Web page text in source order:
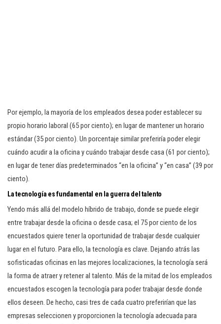
Por ejemplo, la mayoría de los empleados desea poder establecer su
propio horario laboral (65 por ciento); en lugar de mantener un horario
estándar (35 por ciento). Un porcentaje similar preferiría poder elegir
cuándo acudir a la oficina y cuándo trabajar desde casa (61 por ciento);
en lugar de tener días predeterminados “en la oficina” y “en casa” (39 por
ciento).
La tecnología es fundamental en la guerra del talento
Yendo más allá del modelo híbrido de trabajo, donde se puede elegir
entre trabajar desde la oficina o desde casa; el 75 por ciento de los
encuestados quiere tener la oportunidad de trabajar desde cualquier
lugar en el futuro. Para ello, la tecnología es clave. Dejando atrás las
sofisticadas oficinas en las mejores localizaciones, la tecnología será
la forma de atraer y retener al talento. Más de la mitad de los empleados
encuestados escogen la tecnología para poder trabajar desde donde
ellos deseen. De hecho, casi tres de cada cuatro preferirían que las
empresas seleccionen y proporcionen la tecnología adecuada para